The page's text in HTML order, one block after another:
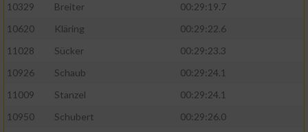
10329
Breiter
00:29:19.7
10620
Kläring
00:29:22.6
11028
Sücker
00:29:23.3
10926
Schaub
00:29:24.1
11009
Stanzel
00:29:24.1
10950
Schubert
00:29:26.0